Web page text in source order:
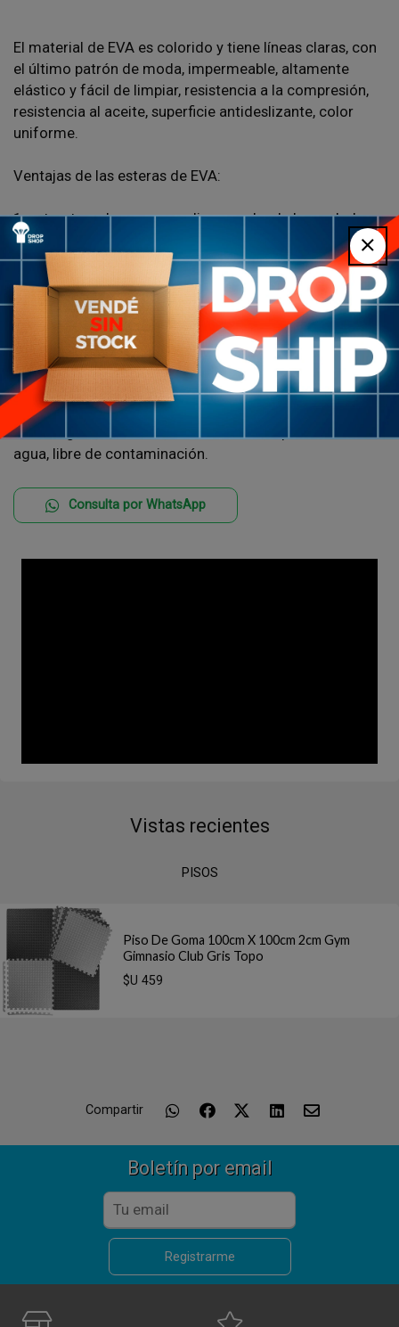
El material de EVA es colorido y tiene líneas claras, con
el último patrón de moda, impermeable, altamente
elástico y fácil de limpiar, resistencia a la compresión,
resistencia al aceite, superficie antideslizante, color
uniforme.
Ventajas de las esteras de EVA:
1. estructura de espuma ealing, prueba de humedad, a
prueba de agua.
2. Buena resistencia a la corrosión y no es fácilmente
corroído por químicos
3. Buena función amortiguadora , aislamiento acústico
4.G ood rendimiento de aislamiento térmico
5. ecológico, no tóxico, antideslizante, a prueba de
agua, libre de contaminación.
Consulta por WhatsApp
Vistas recientes
PISOS
Piso De Goma 100cm X 100cm 2cm Gym
Gimnasio Club Gris Topo
$U 459
Compartir
Boletín por email
Registrarme